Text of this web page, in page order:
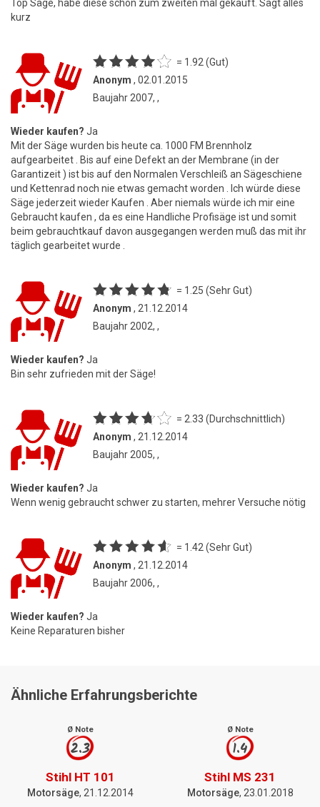
Top Säge, habe diese schon zum zweiten mal gekauft. Sägt alles
kurz
= 1.92 (Gut)
Anonym , 02.01.2015
Baujahr 2007, ,
Wieder kaufen? Ja
Mit der Säge wurden bis heute ca. 1000 FM Brennholz
aufgearbeitet . Bis auf eine Defekt an der Membrane (in der
Garantizeit ) ist bis auf den Normalen Verschleiß an Sägeschiene
und Kettenrad noch nie etwas gemacht worden . Ich würde diese
Säge jederzeit wieder Kaufen . Aber niemals würde ich mir eine
Gebraucht kaufen , da es eine Handliche Profisäge ist und somit
beim gebrauchtkauf davon ausgegangen werden muß das mit ihr
täglich gearbeitet wurde .
= 1.25 (Sehr Gut)
Anonym , 21.12.2014
Baujahr 2002, ,
Wieder kaufen? Ja
Bin sehr zufrieden mit der Säge!
= 2.33 (Durchschnittlich)
Anonym , 21.12.2014
Baujahr 2005, ,
Wieder kaufen? Ja
Wenn wenig gebraucht schwer zu starten, mehrer Versuche nötig
= 1.42 (Sehr Gut)
Anonym , 21.12.2014
Baujahr 2006, ,
Wieder kaufen? Ja
Keine Reparaturen bisher
Ähnliche Erfahrungsberichte
Ø Note
2.3
Stihl HT 101
Motorsäge, 21.12.2014
Ø Note
1.4
Stihl MS 231
Motorsäge, 23.01.2018